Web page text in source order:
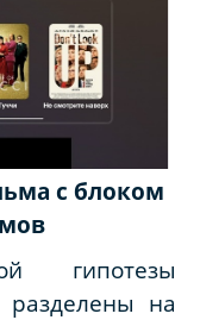
с блоком
гипотезы
разделены на